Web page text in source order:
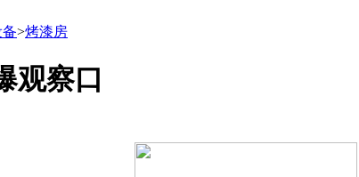
>烤漆房
观察口